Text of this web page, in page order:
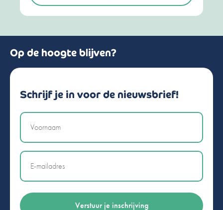
Op de hoogte blijven?
Schrijf je in voor de nieuwsbrief!
Naam
Email